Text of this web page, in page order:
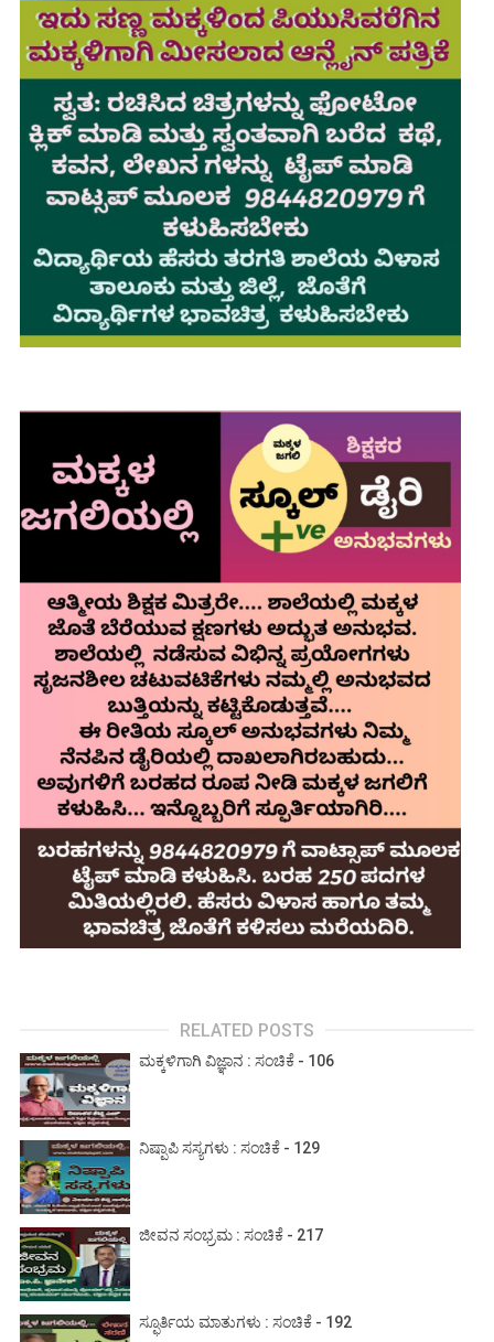
RELATED POSTS
ಮಕ್ಕಳಿಗಾಗಿ ವಿಜ್ಞಾನ : ಸಂಚಿಕೆ - 106
ನಿಷ್ಪಾಪಿ ಸಸ್ಯಗಳು : ಸಂಚಿಕೆ - 129
ಜೀವನ ಸಂಭ್ರಮ : ಸಂಚಿಕೆ - 217
ಸ್ಫೂರ್ತಿಯ ಮಾತುಗಳು : ಸಂಚಿಕೆ - 192